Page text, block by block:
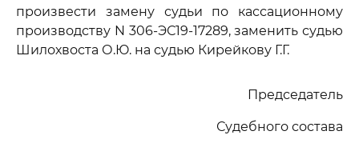
произвести замену судьи по кассационному
производству N 306-ЭС19-17289, заменить судью
Шилохвоста О.Ю. на судью Кирейкову Г.Г.
Председатель
Судебного состава